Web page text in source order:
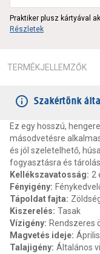
Praktiker plusz kártyával
Részletek
TERMÉKJELLEMZŐK
Szakértőnk
Ez egy hosszú,
másodvetésre
és jól szeletelhető,
fogyasztásra és
Kellékszavatosság: 2
Fényigény:
Tápoldat fajta:
Kiszerelés: Tasak
Vízigény: Rendszeres
Magvetés ideje: Április
Talajigény: Általános